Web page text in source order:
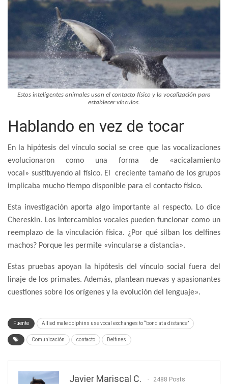
Estos inteligentes animales usan el contacto físico y la vocalización para
establecer vínculos.
Hablando en vez de tocar
En la hipótesis del vínculo social se cree que las vocalizaciones
evolucionaron como una forma de «acicalamiento
vocal» sustituyendo al físico. El creciente tamaño de los grupos
implicaba mucho tiempo disponible para el contacto físico.
Esta investigación aporta algo importante al respecto. Lo dice
Chereskin. Los intercambios vocales pueden funcionar como un
reemplazo de la vinculación física. ¿Por qué silban los delfines
machos? Porque les permite «vincularse a distancia».
Estas pruebas apoyan la hipótesis del vínculo social fuera del
linaje de los primates. Además, plantean nuevas y apasionantes
cuestiones sobre los orígenes y la evolución del lenguaje».
Fuente Allied male dolphins use vocal exchanges to “bond at a distance”
Comunicación contacto Delfines
Javier Mariscal C. 2488 Posts